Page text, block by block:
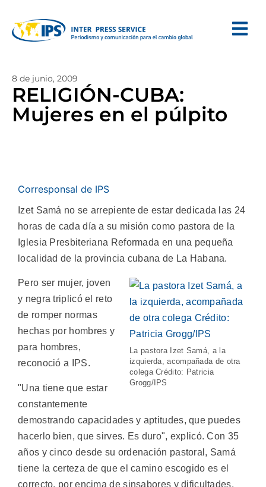
8 de junio, 2009
RELIGIÓN-CUBA:
Mujeres en el púlpito
Corresponsal de IPS
Izet Samá no se arrepiente de estar dedicada las 24
horas de cada día a su misión como pastora de la
Iglesia Presbiteriana Reformada en una pequeña
localidad de la provincia cubana de La Habana.
La pastora Izet Samá, a la
izquierda, acompañada de otra
colega Crédito: Patricia
Grogg/IPS
Pero ser mujer, joven
y negra triplicó el reto
de romper normas
hechas por hombres y
para hombres,
reconoció a IPS.
"Una tiene que estar
constantemente
demostrando capacidades y aptitudes, que puedes
hacerlo bien, que sirves. Es duro", explicó. Con 35
años y cinco desde su ordenación pastoral, Samá
tiene la certeza de que el camino escogido es el
correcto, por encima de sinsabores y dificultades.